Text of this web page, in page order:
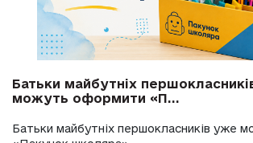
Батьки майбутніх
можуть оформити «П...
Батьки майбутніх першокласників уже